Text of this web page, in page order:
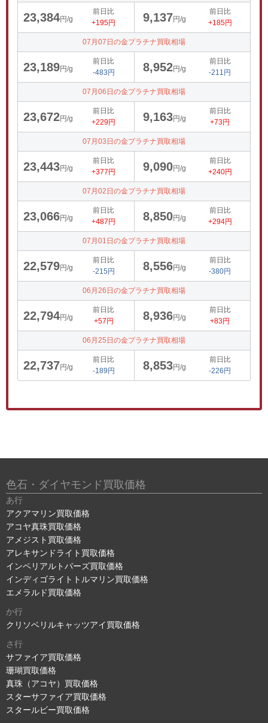
23,384円/g
前日比
+195円
9,137円/g
前日比
+185円
07月07日の金プラチナ買取相場
23,189円/g
前日比
-483円
8,952円/g
前日比
-211円
07月06日の金プラチナ買取相場
23,672円/g
前日比
+229円
9,163円/g
前日比
+73円
07月03日の金プラチナ買取相場
23,443円/g
前日比
+377円
9,090円/g
前日比
+240円
07月02日の金プラチナ買取相場
23,066円/g
前日比
+487円
8,850円/g
前日比
+294円
07月01日の金プラチナ買取相場
22,579円/g
前日比
-215円
8,556円/g
前日比
-380円
06月26日の金プラチナ買取相場
22,794円/g
前日比
+57円
8,936円/g
前日比
+83円
06月25日の金プラチナ買取相場
22,737円/g
前日比
-189円
8,853円/g
前日比
-226円
色石・ダイヤモンド買取価格
あ行
アクアマリン買取価格
アコヤ真珠買取価格
アメジスト買取価格
アレキサンドライト買取価格
インペリアルトパーズ買取価格
インディゴライトトルマリン買取価格
エメラルド買取価格
か行
クリソベリルキャッツアイ買取価格
さ行
サファイア買取価格
珊瑚買取価格
真珠（アコヤ）買取価格
スターサファイア買取価格
スタールビー買取価格